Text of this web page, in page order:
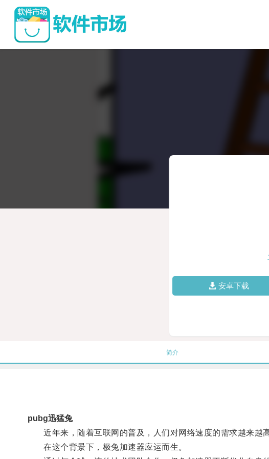
安卓下载
简介
pubg迅猛兔
近年来，随着互联网的普及，人们对网络速度的需求越来越高
在这个背景下，极兔加速器应运而生。